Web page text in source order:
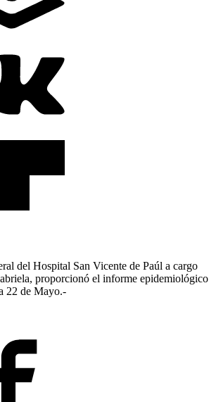
del Hospital San Vicente de Paúl a cargo
proporcionó el informe epidemiológico
22 de Mayo.-